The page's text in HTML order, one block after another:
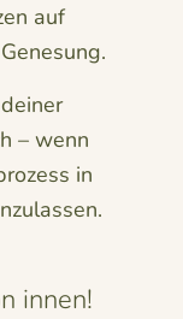
auf
– wenn
in
innen!